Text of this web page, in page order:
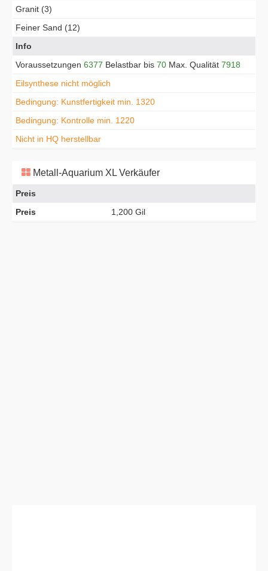
Granit (3)
Feiner Sand (12)
Info
Voraussetzungen 6377 Belastbar bis 70 Max. Qualität 7918
Eilsynthese nicht möglich
Bedingung: Kunstfertigkeit min. 1320
Bedingung: Kontrolle min. 1220
Nicht in HQ herstellbar
Metall-Aquarium XL Verkäufer
Preis
Preis
1,200 Gil